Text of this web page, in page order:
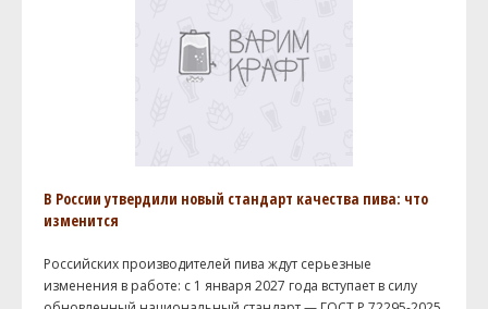
В России утвердили новый стандарт качества пива: что
изменится
Российских производителей пива ждут серьезные
изменения в работе: с 1 января 2027 года вступает в силу